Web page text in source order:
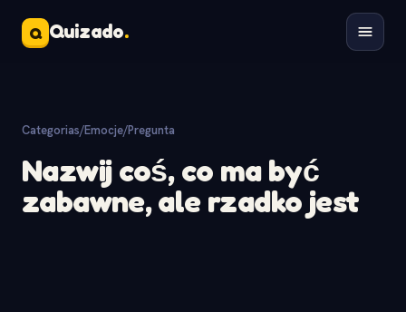
Q Quizado.
Categorias/Emocje/Pregunta
Nazwij coś, co ma być
zabawne, ale rzadko jest